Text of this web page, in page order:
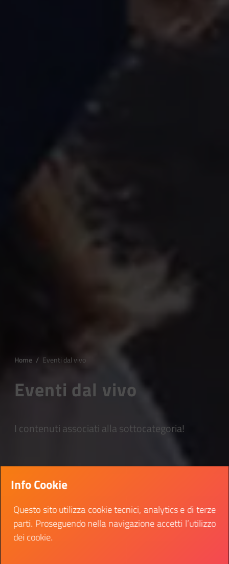
Home / Eventi dal vivo
Eventi dal vivo
I contenuti associati alla sottocategoria!
Info Cookie
Questo sito utilizza cookie tecnici, analytics e di terze
parti. Proseguendo nella navigazione accetti l’utilizzo
dei cookie.